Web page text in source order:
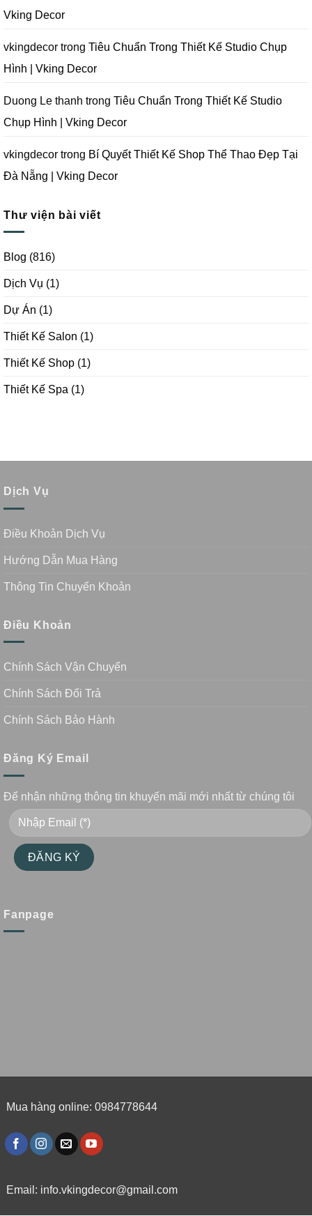
Đà
Vking
Decor
Vking Decor
vkingdecor trong Tiêu Chuẩn Trong Thiết Kế Studio Chụp
Hình | Vking Decor
Duong Le thanh trong Tiêu Chuẩn Trong Thiết Kế Studio
Chụp Hình | Vking Decor
vkingdecor trong Bí Quyết Thiết Kế Shop Thể Thao Đẹp Tại
Đà Nẵng | Vking Decor
Thư viện bài viết
Blog (816)
Dịch Vụ (1)
Dự Án (1)
Thiết Kế Salon (1)
Thiết Kế Shop (1)
Thiết Kế Spa (1)
Dịch Vụ
Điều Khoản Dịch Vụ
Hướng Dẫn Mua Hàng
Thông Tin Chuyển Khoản
Điều Khoản
Chính Sách Vận Chuyển
Chính Sách Đổi Trả
Chính Sách Bảo Hành
Đăng Ký Email
Để nhận những thông tin khuyến mãi mới nhất từ chúng tôi
Fanpage
Mua hàng online: 0984778644
Email: info.vkingdecor@gmail.com